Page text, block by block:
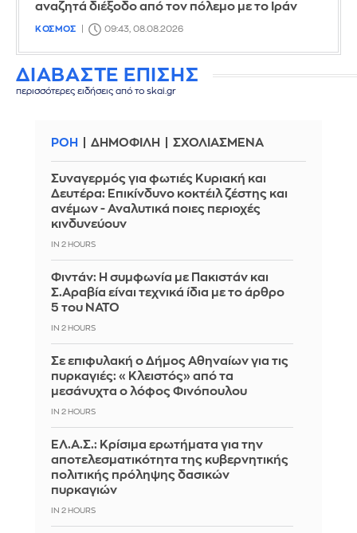
αναζητά διέξοδο από τον πόλεμο με το Ιράν
ΚΟΣΜΟΣ 09:43, 08.08.2026
ΔΙΑΒΑΣΤΕ ΕΠΙΣΗΣ
περισσότερες ειδήσεις από το skai.gr
ΡΟΗ ΔΗΜΟΦΙΛΗ ΣΧΟΛΙΑΣΜΕΝΑ
Συναγερμός για φωτιές Κυριακή και
Δευτέρα: Επικίνδυνο κοκτέιλ ζέστης και
ανέμων - Αναλυτικά ποιες περιοχές
κινδυνεύουν
IN 2 HOURS
Φιντάν: Η συμφωνία με Πακιστάν και
Σ.Αραβία είναι τεχνικά ίδια με το άρθρο
5 του ΝΑΤΟ
IN 2 HOURS
Σε επιφυλακή ο Δήμος Αθηναίων για τις
πυρκαγιές: «Κλειστός» από τα
μεσάνυχτα ο λόφος Φινόπουλου
IN 2 HOURS
ΕΛ.Α.Σ.: Κρίσιμα ερωτήματα για την
αποτελεσματικότητα της κυβερνητικής
πολιτικής πρόληψης δασικών
πυρκαγιών
IN 2 HOURS